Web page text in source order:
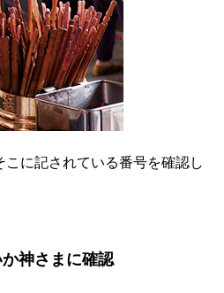
こに記されている番号を確認し
神さまに確認